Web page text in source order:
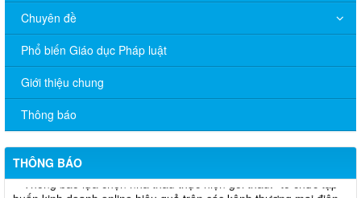
Chuyên đề
Phổ biến Giáo dục Pháp luật
Giới thiệu chung
Thông báo
THÔNG BÁO
V/v đề nghị báo cáo hệ thống phân phối, nhãn hiệu hàng hóa
và hoạt động mua bán khí trên địa bàn tỉnh năm 2025 (nhắc lần
2).
Thông báo bán thanh lý tài sản công theo hình thức chỉ định
Thông báo lựa chọn nhà thầu thực hiện gói thầu: “tổ chức tập
huấn kinh doanh online hiệu quả trên các kênh thương mại điện
tử phổ biến hiện nay” (SA)